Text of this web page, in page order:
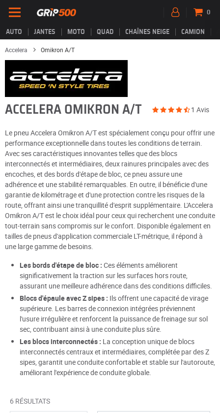
AUTO JANTES MOTO QUAD CHAÎNES NEIGE CAMION
0
Accelera Omikron A/T
ACCELERA OMIKRON A/T 1 Avis
Le pneu Accelera Omikron A/T est spécialement conçu pour offrir une
performance exceptionnelle dans toutes les conditions de terrain.
Avec ses caractéristiques innovantes telles que des blocs
interconnectés et intermédiaires, deux rainures principales avec des
encoches, et des bords d'étape de bloc, ce pneu assure une
adhérence et une stabilité remarquables. En outre, il bénéficie d'une
garantie de kilométrage et d'une protection contre les risques de la
route, offrant ainsi une tranquillité d'esprit supplémentaire. L'Accelera
Omikron A/T est le choix idéal pour ceux qui recherchent une conduite
tout-terrain sans compromis sur le confort. Disponible également en
tailles de pneus d'application commerciale LT-métrique, il répond à
une large gamme de besoins.
Les bords d'étape de bloc : Ces éléments améliorent
significativement la traction sur les surfaces hors route,
assurant une meilleure adhérence dans des conditions difficiles.
Blocs d'épaule avec Z sipes : Ils offrent une capacité de virage
supérieure. Les barres de connexion intégrées préviennent
l'usure irrégulière et renforcent la puissance de freinage sur sol
sec, contribuant ainsi à une conduite plus sûre.
Les blocs interconnectés : La conception unique de blocs
interconnectés centraux et intermédiaires, complétée par des Z
sipes, garantit une conduite confortable et stable sur l'autoroute,
améliorant l'expérience de conduite globale.
6 RÉSULTATS